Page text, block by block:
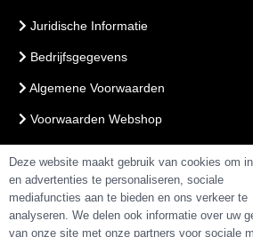
Juridische Informatie
Bedrijfsgegevens
Algemene Voorwaarden
Voorwaarden Webshop
VEILIG BETALEN &
Deze website maakt gebruik van cookies om
en advertenties te personaliseren, sociale
mediafuncties aan te bieden en ons verkeer te
analyseren. We delen ook informatie over uw
van onze site met onze partners voor sociale